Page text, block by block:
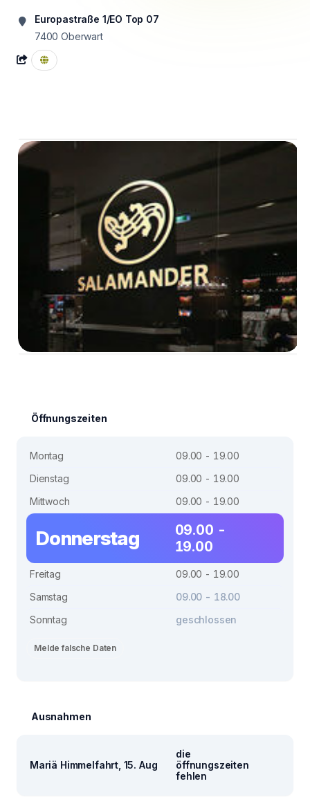
Europastraße 1/EO Top 07
7400 Oberwart
Öffnungszeiten
Montag
09.00 - 19.00
Dienstag
09.00 - 19.00
Mittwoch
09.00 - 19.00
Donnerstag
09.00 -
19.00
Freitag
09.00 - 19.00
Samstag
09.00 - 18.00
Sonntag
geschlossen
Melde falsche Daten
Ausnahmen
Mariä Himmelfahrt, 15. Aug
die
öffnungszeiten
fehlen